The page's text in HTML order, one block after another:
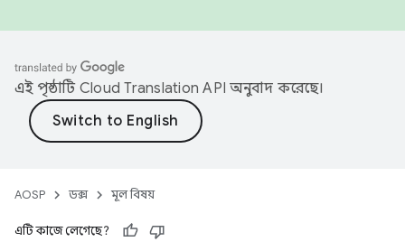
এই পৃষ্ঠাটি Cloud Translation API অনুবাদ করেছে।
AOSP ডক্স মূল বিষয়
এটি কাজে লেগেছে?